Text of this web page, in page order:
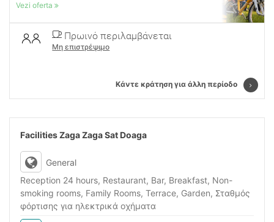
Vezi oferta
Πρωινό περιλαμβάνεται
Μη επιστρέψιμο
Κάντε κράτηση για άλλη περίοδο
Facilities Zaga Zaga Sat Doaga
General
Reception 24 hours, Restaurant, Bar, Breakfast, Non-
smoking rooms, Family Rooms, Terrace, Garden, Σταθμός
φόρτισης για ηλεκτρικά οχήματα